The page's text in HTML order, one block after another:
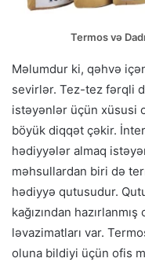
Termos və
Məlumdur ki, qəhvə
sevirlər. Tez-tez fərqli
istəyənlər üçün xüsusi
böyük diqqət çəkir.
hədiyyələr almaq
məhsullardan biri də
hədiyyə qutusudur.
kağızından
ləvazimatları var.
oluna bildiyi üçün ofis